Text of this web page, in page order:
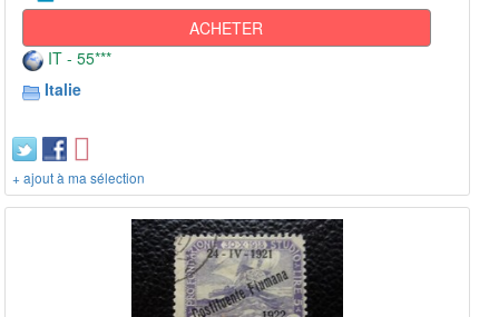
ACHETER
IT - 55***
Italie
+ ajout à ma sélection